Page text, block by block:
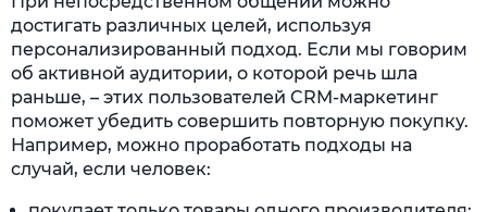
достигать различных целей, используя
персонализированный подход. Если мы говорим
об активной аудитории, о которой речь шла
раньше, – этих пользователей CRM-маркетинг
поможет убедить совершить повторную покупку.
Например, можно проработать подходы на
случай, если человек: